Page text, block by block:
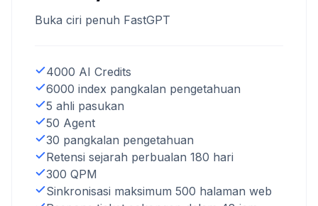
Buka ciri penuh FastGPT
4000 AI Credits
6000 index pangkalan pengetahuan
5 ahli pasukan
50 Agent
30 pangkalan pengetahuan
Retensi sejarah perbualan 180 hari
300 QPM
Sinkronisasi maksimum 500 halaman web